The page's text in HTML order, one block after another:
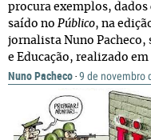
procura exemplos,
saído no Público, na
jornalista Nuno Pacheco,
e Educação, realizado
Nuno Pacheco · 9 de novembro